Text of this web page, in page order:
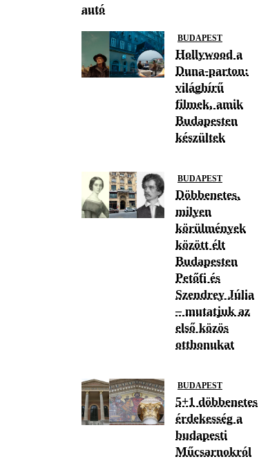
autó
BUDAPEST
Hollywood a
Duna-parton:
világhírű
filmek, amik
Budapesten
készültek
BUDAPEST
Döbbenetes,
milyen
körülmények
között élt
Budapesten
Petőfi és
Szendrey Júlia
– mutatjuk az
első közös
otthonukat
BUDAPEST
5+1 döbbenetes
érdekesség a
budapesti
Műcsarnokról